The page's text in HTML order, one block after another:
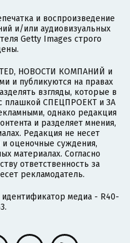
и воспроизведение
и/или аудиовизуальных
Getty Images строго
НОВОСТИ КОМПАНИЙ и
и публикуются на правах
взгляды, которые в
плашкой СПЕЦПРОЕКТ и ЗА
однако редакция
и разделяет мнения,
Редакция не несет
и оценочные суждения,
материалах. Согласно
ответственность за
рекламодатель.
медиа - R40-